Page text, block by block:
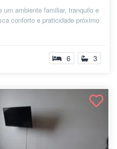
ambiente familiar, tranquilo e
conforto e praticidade próximo
6 3